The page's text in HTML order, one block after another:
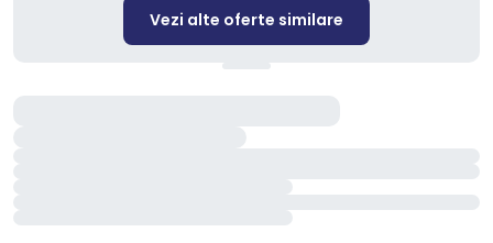
Vezi alte oferte similare